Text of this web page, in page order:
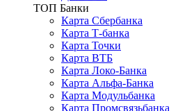
ТОП Банки
Карта Сбербанка
Карта Т-банка
Карта Точки
Карта ВТБ
Карта Локо-Банка
Карта Альфа-Банка
Карта Модульбанка
Карта Промсвязьбанка